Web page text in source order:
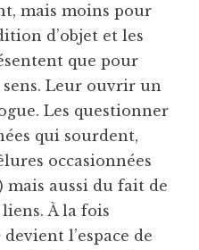
mais moins pour
d’objet et les
que pour
Leur ouvrir un
Les questionner
qui sourdent,
occasionnées
mais aussi du fait de
À la fois
l’espace de